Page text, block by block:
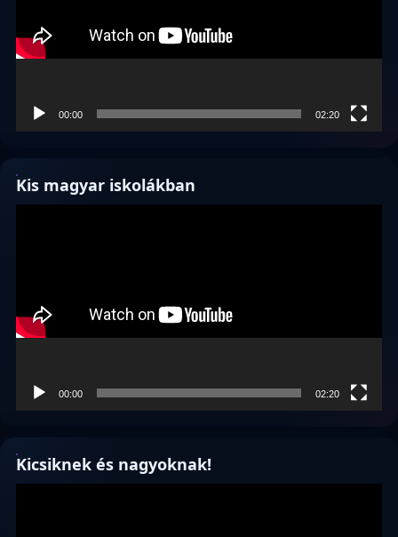
00:00 02:20
Kis magyar iskolákban
00:00 02:20
Kicsiknek és nagyoknak!